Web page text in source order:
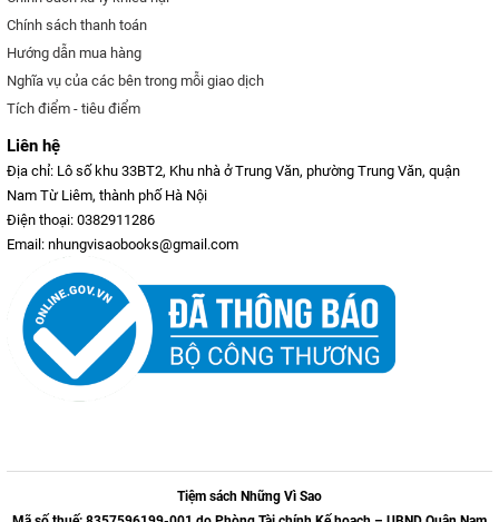
Chính sách thanh toán
Hướng dẫn mua hàng
Nghĩa vụ của các bên trong mỗi giao dịch
Tích điểm - tiêu điểm
Liên hệ
Địa chỉ: Lô số khu 33BT2, Khu nhà ở Trung Văn, phường Trung Văn, quận
Nam Từ Liêm, thành phố Hà Nội
Điện thoại: 0382911286
Email: nhungvisaobooks@gmail.com
Tiệm sách Những Vì Sao